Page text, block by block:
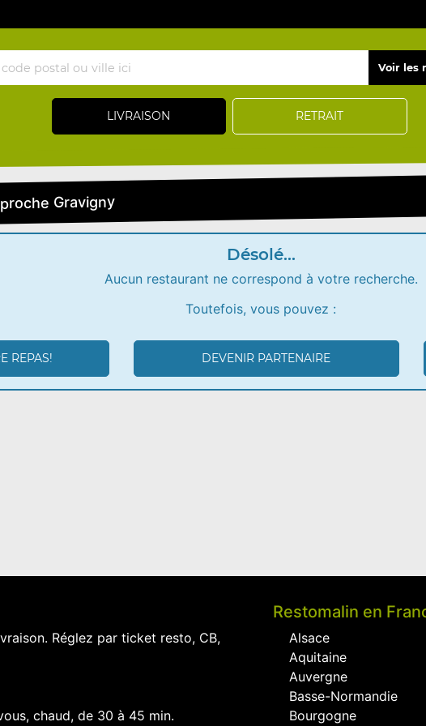
LIVRAISON RETRAIT
Gravigny
Désolé...
Aucun restaurant ne correspond à votre recherche.
Toutefois, vous pouvez :
REPAS! DEVENIR PARTENAIRE
Réglez par ticket resto, CB,
chaud, de 30 à 45 min.
Restomalin en
Alsace
Aquitaine
Auvergne
Basse-Normandie
Bourgogne